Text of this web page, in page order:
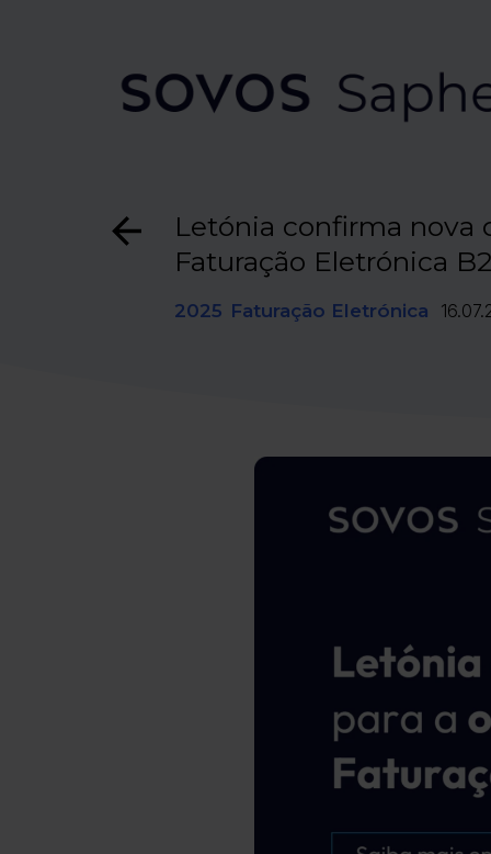
Letónia confirma nova
Faturação Eletrónica
2025 Faturação Eletrónica